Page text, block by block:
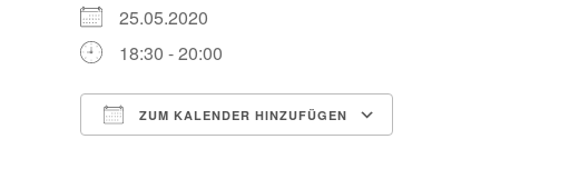
25.05.2020
18:30 - 20:00
ZUM KALENDER HINZUFÜGEN